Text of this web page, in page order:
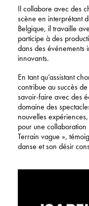
Il collabore avec des
scène en interprétant
Belgique, il travaille
participe à des
dans des événements
innovants.
En tant qu’assistant
contribue au succès
savoir-faire avec des
domaine des
nouvelles
pour une collaboration
Terrain vague »,
danse et son désir